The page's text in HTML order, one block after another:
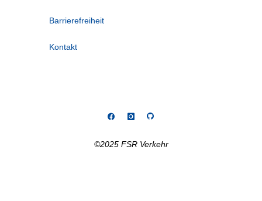
Barrierefreiheit
Kontakt
©2025 FSR Verkehr